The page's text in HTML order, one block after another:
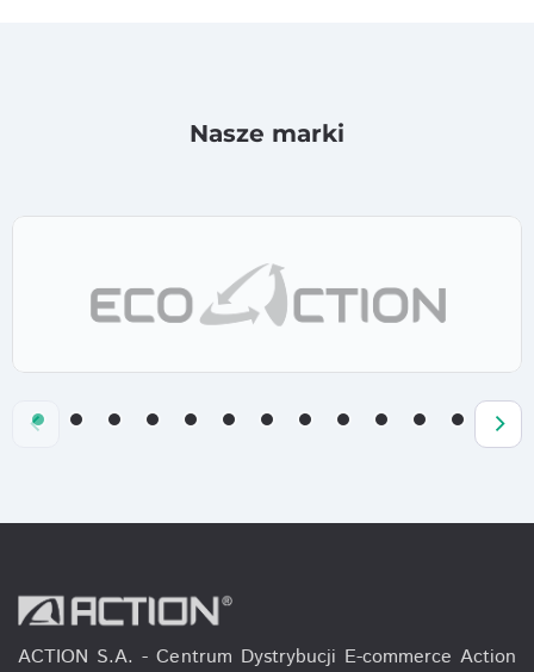
Nasze marki
ACTION S.A. - Centrum Dystrybucji E-commerce Action